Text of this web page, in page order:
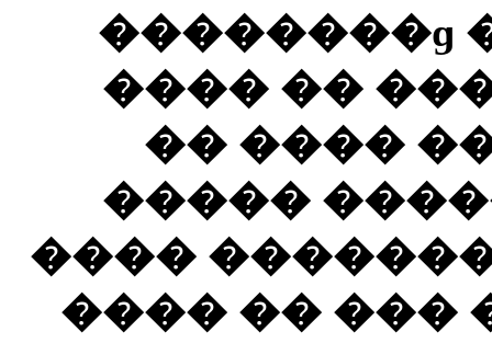
��������ɡ
���� ��
�� ����
�����
����
���� �� ���